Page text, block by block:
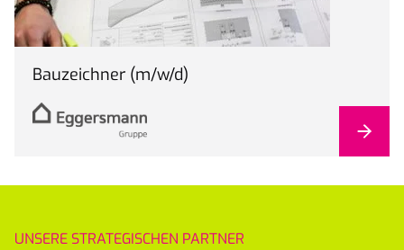
Bauzeichner (m/w/d)
UNSERE STRATEGISCHEN PARTNER